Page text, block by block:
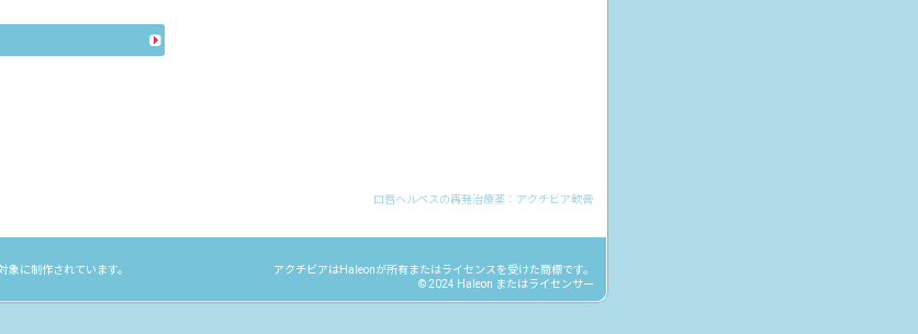
口唇ヘルペスの再発治療薬：アクチビア軟膏
に制作されています。
アクチビアはHaleonが所有またはライセンスを受けた商標です。
© 2024 Haleon またはライセンサー